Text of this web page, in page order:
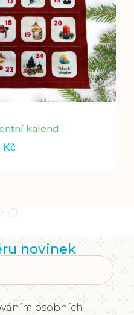
kalend
Kč
novinek
osobních